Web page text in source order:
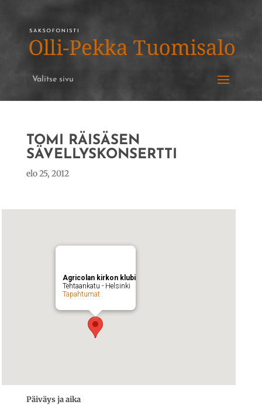
Valitse sivu
TOMI RÄISÄSEN
SÄVELLYSKONSERTTI
elo 25, 2012
Agricolan kirkon klubi
Tehtaankatu - Helsinki
Tapahtumat
Päiväys ja aika